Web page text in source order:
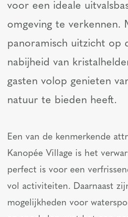
voor een ideale
omgeving te verkennen.
panoramisch uitzicht op
nabijheid van
gasten volop genieten
natuur te bieden heeft.
Een van de kenmerkende
Kanopée Village is het
perfect is voor een
vol activiteiten. Daarnaast
mogelijkheden voor